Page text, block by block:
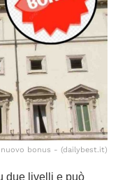
bonus - (dailybest.it)
due livelli e può